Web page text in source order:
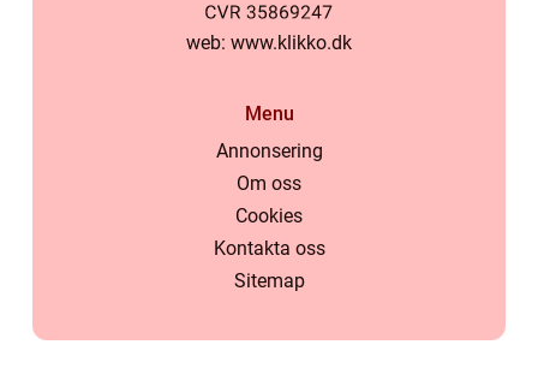
web: www.klikko.dk
Menu
Annonsering
Om oss
Cookies
Kontakta oss
Sitemap